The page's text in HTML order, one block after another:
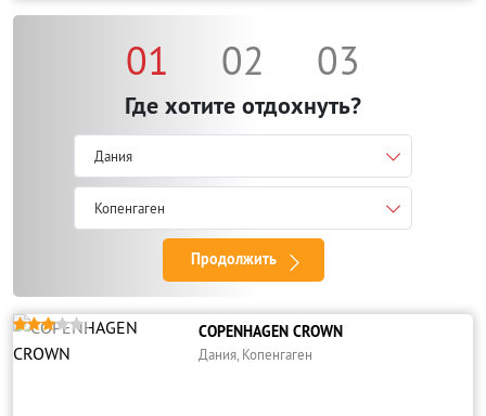
01 02 03
Где хотите отдохнуть?
Дания
Копенгаген
Продолжить
 COPENHAGEN CROWN
Дания, Копенгаген